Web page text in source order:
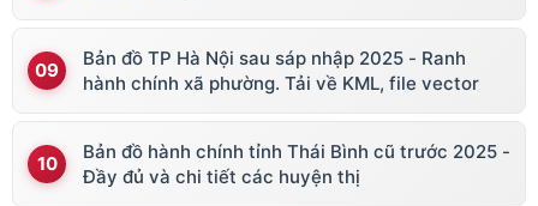
Bản đồ TP Hà Nội sau sáp nhập 2025 - Ranh
hành chính xã phường. Tải về KML, file vector
Bản đồ hành chính tỉnh Thái Bình cũ trước 2025 -
Đầy đủ và chi tiết các huyện thị